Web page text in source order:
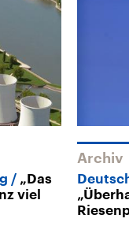
„Das
viel
Archiv